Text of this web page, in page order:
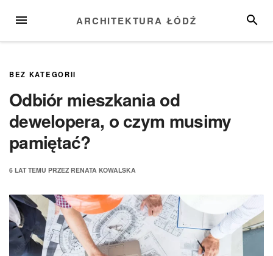
MENU ARCHITEKTURA ŁÓDŹ
BEZ KATEGORII
Odbiór mieszkania od
dewelopera, o czym musimy
pamiętać?
6 LATTEMU PRZEZ RENATA KOWALSKA